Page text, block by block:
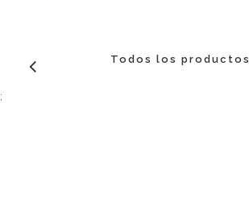
Todos los productos
;